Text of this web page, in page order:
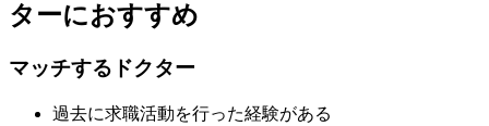
ターにおすすめ
マッチするドクター
過去に求職活動を行った経験がある